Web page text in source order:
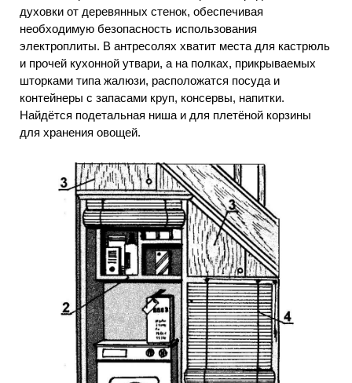
духовки от деревянных стенок, обеспечивая
необходимую безопасность использования
электроплиты. В антресолях хватит места для кастрюль
и прочей кухонной утвари, а на полках, прикрываемых
шторками типа жалюзи, расположатся посуда и
контейнеры с запасами круп, консервы, напитки.
Найдётся подетальная ниша и для плетёной корзины
для хранения овощей.